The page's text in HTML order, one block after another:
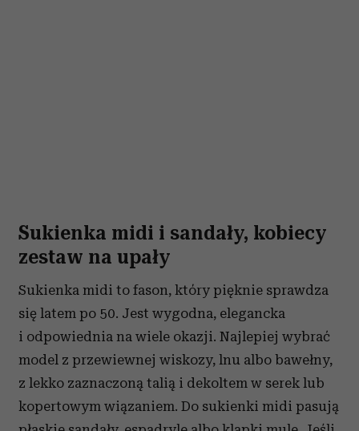
Sukienka midi i sandały, kobiecy
zestaw na upały
Sukienka midi to fason, który pięknie sprawdza
się latem po 50. Jest wygodna, elegancka
i odpowiednia na wiele okazji. Najlepiej wybrać
model z przewiewnej wiskozy, lnu albo bawełny,
z lekko zaznaczoną talią i dekoltem w serek lub
kopertowym wiązaniem. Do sukienki midi pasują